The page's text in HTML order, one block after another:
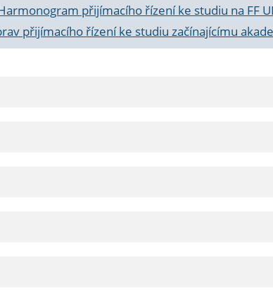
přijímacího řízení ke studiu na FF
přijímacího řízení ke studiu začínajícímu